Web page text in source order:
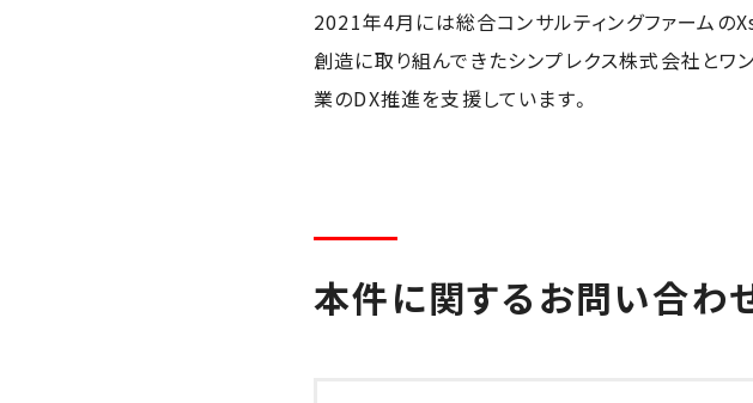
2021年4月には総合コンサルティングファーム
創造に取り組んできたシンプレクス株式会社とワ
業のDX推進を支援しています。
本件に関するお問い合わ